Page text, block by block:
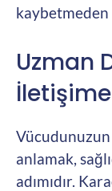
Uzman
anlamak,
adımıdır.